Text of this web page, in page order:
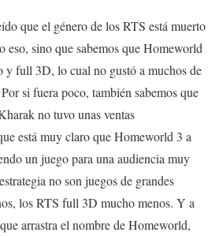
que el género de los RTS está muerto
eso, sino que sabemos que Homeworld
y full 3D, lo cual no gustó a muchos de
si fuera poco, también sabemos que
no tuvo unas ventas
está muy claro que Homeworld 3 a
un juego para una audiencia muy
no son juegos de grandes
los RTS full 3D mucho menos. Y a
arrastra el nombre de Homeworld,